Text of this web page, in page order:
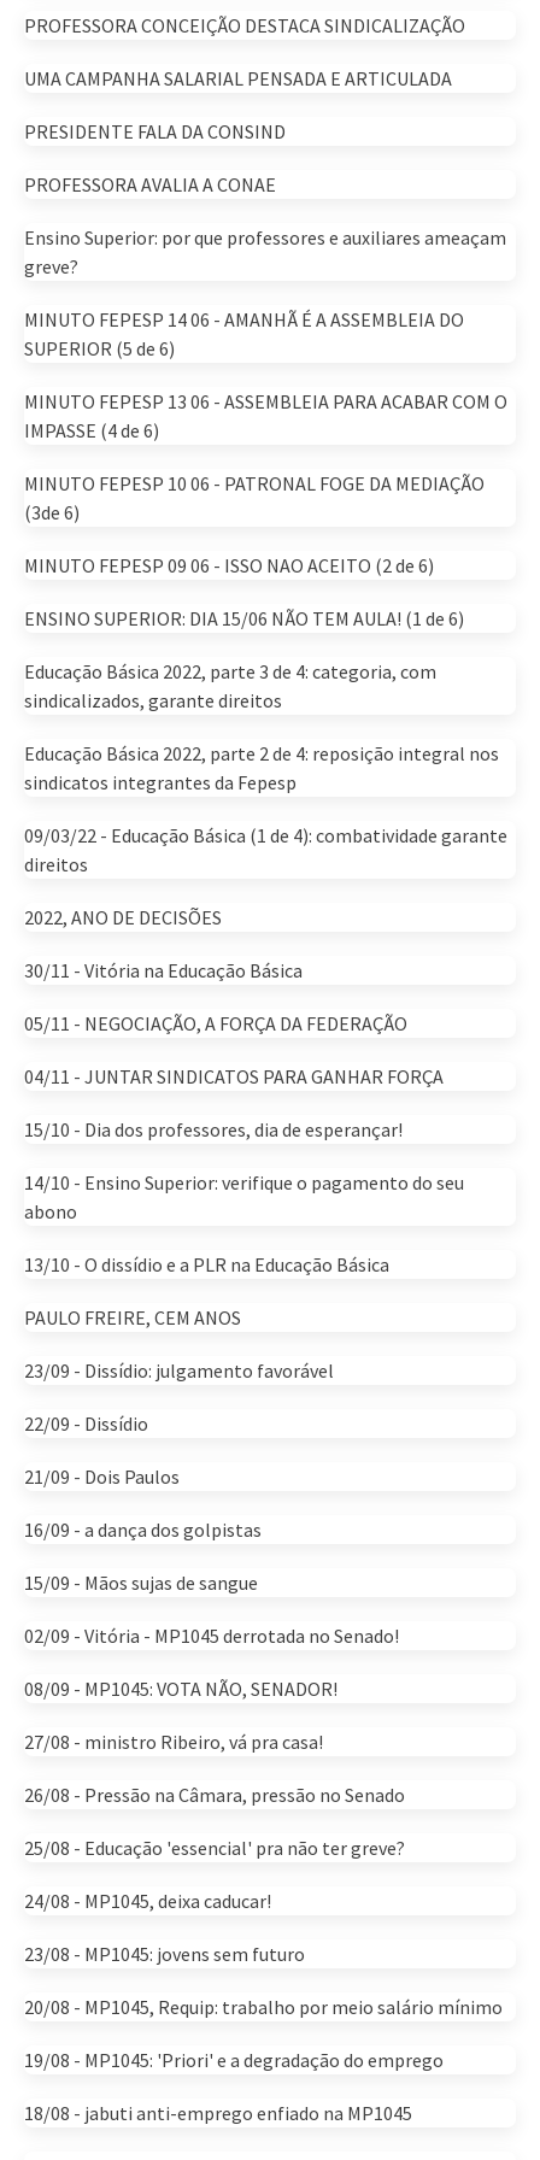
PROFESSORA CONCEIÇÃO DESTACA SINDICALIZAÇÃO
UMA CAMPANHA SALARIAL PENSADA E ARTICULADA
PRESIDENTE FALA DA CONSIND
PROFESSORA AVALIA A CONAE
Ensino Superior: por que professores e auxiliares ameaçam
greve?
MINUTO FEPESP 14 06 - AMANHÃ É A ASSEMBLEIA DO
SUPERIOR (5 de 6)
MINUTO FEPESP 13 06 - ASSEMBLEIA PARA ACABAR COM O
IMPASSE (4 de 6)
MINUTO FEPESP 10 06 - PATRONAL FOGE DA MEDIAÇÃO
(3de 6)
MINUTO FEPESP 09 06 - ISSO NAO ACEITO (2 de 6)
ENSINO SUPERIOR: DIA 15/06 NÃO TEM AULA! (1 de 6)
Educação Básica 2022, parte 3 de 4: categoria, com
sindicalizados, garante direitos
Educação Básica 2022, parte 2 de 4: reposição integral nos
sindicatos integrantes da Fepesp
09/03/22 - Educação Básica (1 de 4): combatividade garante
direitos
2022, ANO DE DECISÕES
30/11 - Vitória na Educação Básica
05/11 - NEGOCIAÇÃO, A FORÇA DA FEDERAÇÃO
04/11 - JUNTAR SINDICATOS PARA GANHAR FORÇA
15/10 - Dia dos professores, dia de esperançar!
14/10 - Ensino Superior: verifique o pagamento do seu
abono
13/10 - O dissídio e a PLR na Educação Básica
PAULO FREIRE, CEM ANOS
23/09 - Dissídio: julgamento favorável
22/09 - Dissídio
21/09 - Dois Paulos
16/09 - a dança dos golpistas
15/09 - Mãos sujas de sangue
02/09 - Vitória - MP1045 derrotada no Senado!
08/09 - MP1045: VOTA NÃO, SENADOR!
27/08 - ministro Ribeiro, vá pra casa!
26/08 - Pressão na Câmara, pressão no Senado
25/08 - Educação 'essencial' pra não ter greve?
24/08 - MP1045, deixa caducar!
23/08 - MP1045: jovens sem futuro
20/08 - MP1045, Requip: trabalho por meio salário mínimo
19/08 - MP1045: 'Priori' e a degradação do emprego
18/08 - jabuti anti-emprego enfiado na MP1045